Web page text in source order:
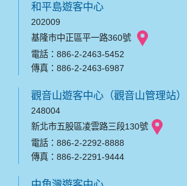
和平島遊客中心
202009
基隆市中正區平一路360號
電話：886-2-2463-5452
傳真：886-2-2463-6987
觀音山遊客中心（觀音山管理站）
248004
新北市五股區凌雲路三段130號
電話：886-2-2292-8888
傳真：886-2-2291-9444